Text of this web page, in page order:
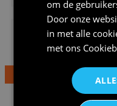
Dames v
om de
Door onze
in met alle
met ons